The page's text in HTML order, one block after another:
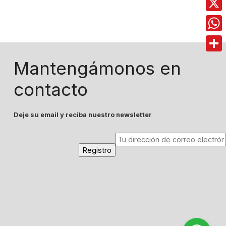
Mantengámonos en
contacto
Deje su email y reciba nuestro newsletter
X